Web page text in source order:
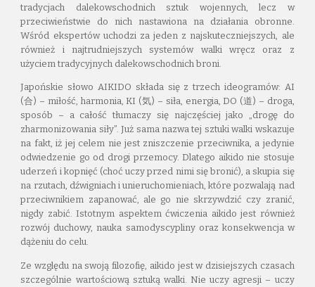
tradycjach dalekowschodnich sztuk wojennych, lecz w
przeciwieństwie do nich nastawiona na działania obronne.
Wśród ekspertów uchodzi za jeden z najskuteczniejszych, ale
również i najtrudniejszych systemów walki wręcz oraz z
użyciem tradycyjnych dalekowschodnich broni.
Japońskie słowo AIKIDO składa się z trzech ideogramów: AI
(合) – miłość, harmonia, KI (気) – siła, energia, DO (道) – droga,
sposób – a całość tłumaczy się najczęściej jako „drogę do
zharmonizowania siły”. Już sama nazwa tej sztuki walki wskazuje
na fakt, iż jej celem nie jest zniszczenie przeciwnika, a jedynie
odwiedzenie go od drogi przemocy. Dlatego aikido nie stosuje
uderzeń i kopnięć (choć uczy przed nimi się bronić), a skupia się
na rzutach, dźwigniach i unieruchomieniach, które pozwalają nad
przeciwnikiem zapanować, ale go nie skrzywdzić czy zranić,
nigdy zabić. Istotnym aspektem ćwiczenia aikido jest również
rozwój duchowy, nauka samodyscypliny oraz konsekwencja w
dążeniu do celu.
Ze względu na swoją filozofię, aikido jest w dzisiejszych czasach
szczególnie wartościową sztuką walki. Nie uczy agresji – uczy